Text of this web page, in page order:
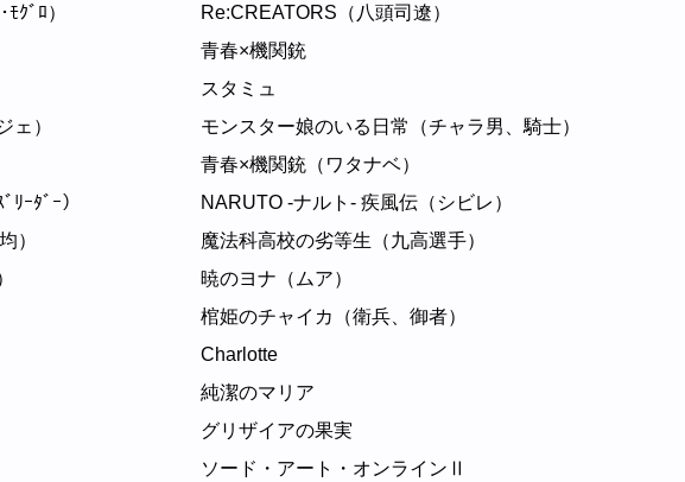
ｸﾞﾛ）
ェ）
ｰﾀﾞｰ）
）
Re:CREATORS（八頭司遼）
青春×機関銃
スタミュ
モンスター娘のいる日常（チャラ男、騎士）
青春×機関銃（ワタナベ）
NARUTO -ナルト- 疾風伝（シビレ）
魔法科高校の劣等生（九高選手）
暁のヨナ（ムア）
棺姫のチャイカ（衛兵、御者）
Charlotte
純潔のマリア
グリザイアの果実
ソード・アート・オンラインⅡ